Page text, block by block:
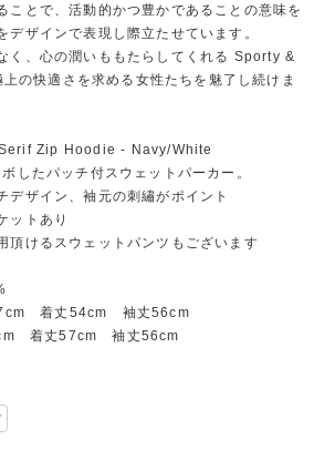
ことで、活動的かつ豊かであることの意味を
デザインで表現し際立たせています。
く、心の潤いももたらしてくれる Sporty &
の快適さを求める女性たちを魅了し続けま
Zip Hoodie - Navy/White
したパッチ付スウェットパーカー。
デザイン、袖元の刺繡がポイント
ットあり
頂けるスウェットパンツもございます
着丈54cm 袖丈56cm
丈57cm 袖丈56cm